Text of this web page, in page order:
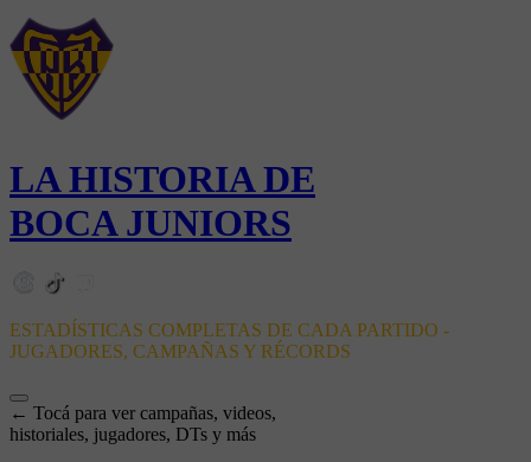
LA HISTORIA DE
BOCA JUNIORS
ESTADÍSTICAS COMPLETAS DE CADA PARTIDO -
JUGADORES, CAMPAÑAS Y RÉCORDS
← Tocá para ver campañas, videos,
historiales, jugadores, DTs y más